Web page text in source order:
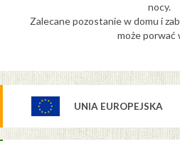
nocy.
Zalecane pozostanie w domu i
może porwać
UNIA EUROPEJSKA